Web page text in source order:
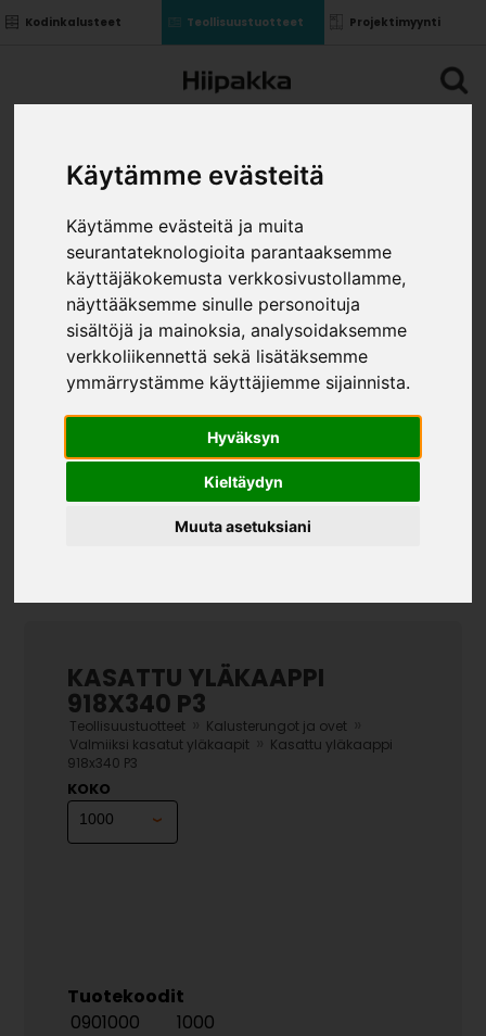
Käytämme evästeitä
Käytämme evästeitä ja muita
seurantateknologioita parantaaksemme
käyttäjäkokemusta verkkosivustollamme,
näyttääksemme sinulle personoituja
sisältöjä ja mainoksia, analysoidaksemme
verkkoliikennettä sekä lisätäksemme
ymmärrystämme käyttäjiemme sijainnista.
Hyväksyn
Kieltäydyn
Muuta asetuksiani
Kodinkalusteet Teollisuustuotteet Projektimyynti
KASATTU YLÄKAAPPI
918X340 P3
Teollisuustuotteet Kalusterungot ja ovet
Valmiiksi kasatut yläkaapit
Kasattu yläkaappi
918x340 P3
KOKO
Tuotekoodit
0901000
1000